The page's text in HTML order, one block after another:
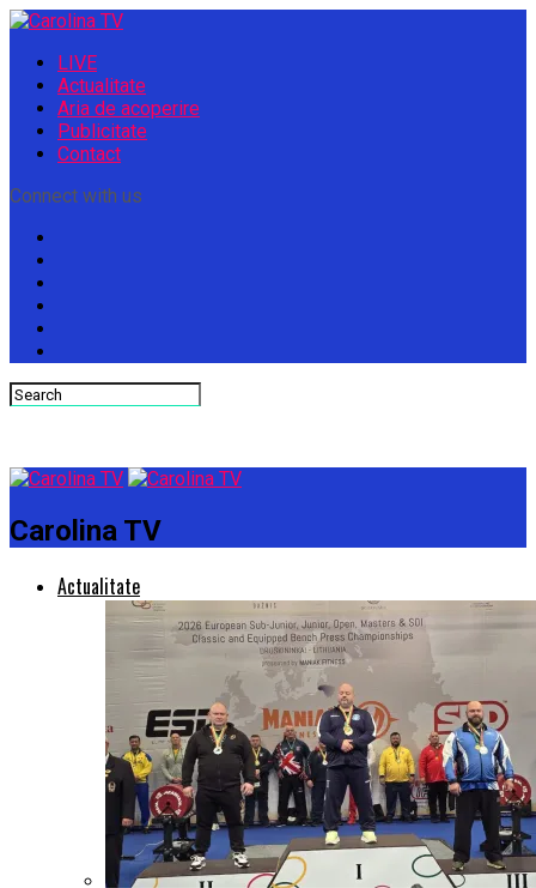
LIVE
Actualitate
Aria de acoperire
Publicitate
Contact
Connect with us
Carolina TV
Actualitate